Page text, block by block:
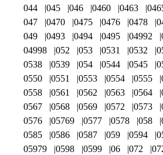
044
045 046 0460 0463
047
0470 0475 0476 0478
049
0493 0494 0495 04992
04998
052 053 0531 0532
0538
0539 054 0544 0545
0550
0551 0553 0554 0555
0558
0561 0562 0563 0564
0567
0568 0569 0572 0573
0576
05769 0577 0578 058
0585
0586 0587 059 0594
05979
0598 0599 06 072